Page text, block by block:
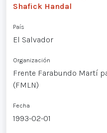
Shafick Handal
País
El Salvador
Organización
Frente Farabundo Martí
(FMLN)
Fecha
1993-02-01